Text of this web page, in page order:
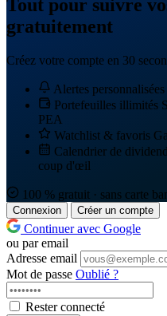
Tout pour suivre
gratuitement
Créez votre compte en 30
Alertes personnalisées
Portefeuilles illimités
PEA
Watchlist & favoris
Calendrier de
coup d'œil
100 % gratuit · sans carte
Connexion Créer un compte
Continuer avec Google
ou par email
Adresse email
Mot de passe Oublié ?
Rester connecté